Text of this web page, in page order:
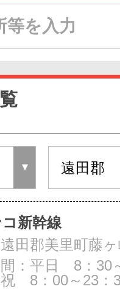
新幹線
田郡美里町藤
間：平日 8：
祝 8：00～23：